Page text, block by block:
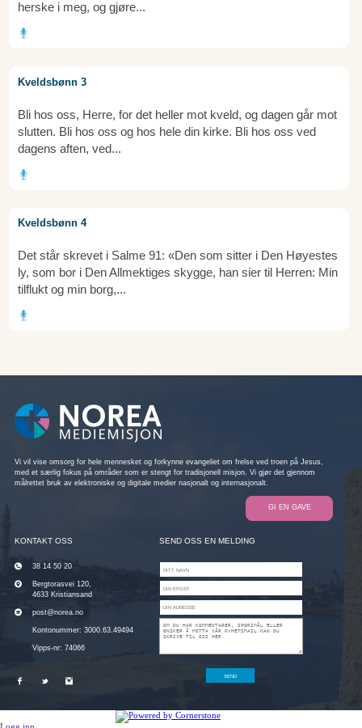
herske i meg, og gjøre...
Kveldsbønn 3
Bli hos oss, Herre, for det heller mot kveld, og dagen går mot
slutten. Bli hos oss og hos hele din kirke. Bli hos oss ved
dagens aften, ved...
Kveldsbønn 4
Det står skrevet i Salme 91: «Den som sitter i Den Høyestes
ly, som bor i Den Allmektiges skygge, han sier til Herren: Min
tilflukt og min borg,...
Vi vil vise omsorg for hele mennesket og forkynne evangeliet om frelse ved troen på Jesus,
med et særlig fokus på områder som er stengt for tradisjonell misjon. Vi gjør det gjennom
målrettet bruk av elektroniske og digitale medier nasjonalt og internasjonalt.
GI EN GAVE
KONTAKT OSS
38 14 50 20
Bergtorasvei 120,
4633 Kristiansand
post@norea.no
Kontonummer: 3000.63.49494
Vipps-nr: 74066
SEND OSS EN MELDING